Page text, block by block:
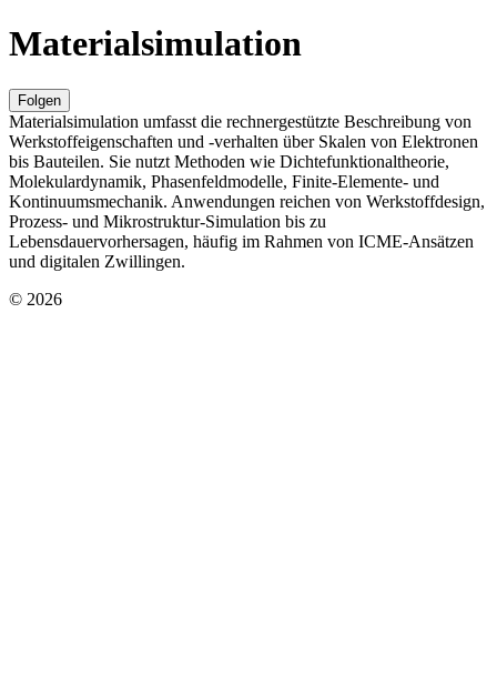
Materialsimulation
Folgen
Materialsimulation umfasst die rechnergestützte Beschreibung von
Werkstoffeigenschaften und -verhalten über Skalen von Elektronen
bis Bauteilen. Sie nutzt Methoden wie Dichtefunktionaltheorie,
Molekulardynamik, Phasenfeldmodelle, Finite-Elemente- und
Kontinuumsmechanik. Anwendungen reichen von Werkstoffdesign,
Prozess- und Mikrostruktur-Simulation bis zu
Lebensdauervorhersagen, häufig im Rahmen von ICME-Ansätzen
und digitalen Zwillingen.
© 2026